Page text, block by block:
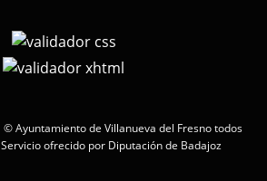
© Ayuntamiento de Villanueva del Fresno todos
Servicio ofrecido por Diputación de Badajoz